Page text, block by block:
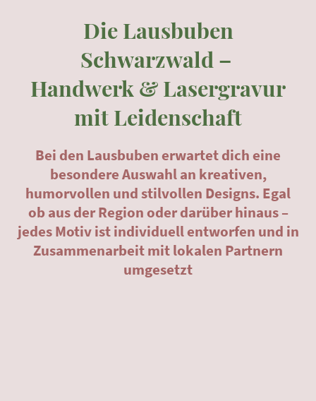
Die Lausbuben
Schwarzwald –
Handwerk & Lasergravur
mit Leidenschaft
Bei den Lausbuben erwartet dich eine
besondere Auswahl an kreativen,
humorvollen und stilvollen Designs. Egal
ob aus der Region oder darüber hinaus –
jedes Motiv ist individuell entworfen und in
Zusammenarbeit mit lokalen Partnern
umgesetzt